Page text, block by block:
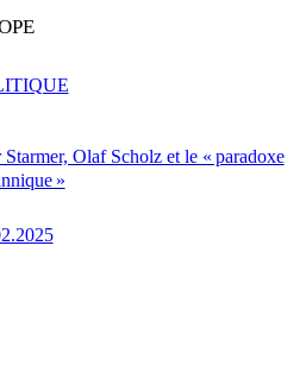
Olaf Scholz et le « paradoxe
»